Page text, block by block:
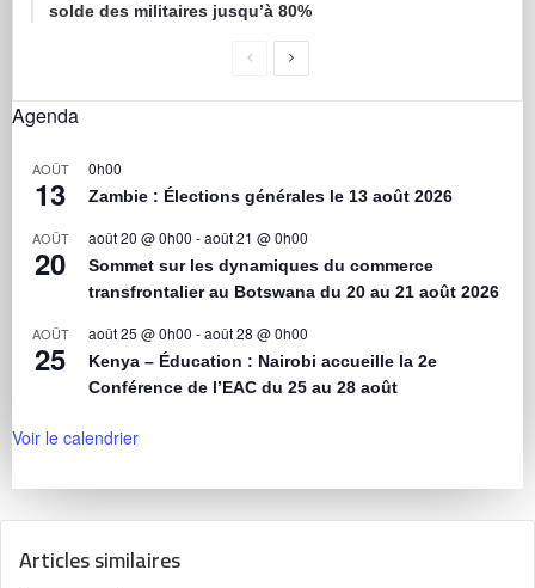
solde des militaires jusqu’à 80%
Agenda
AOÛT
13
0h00
Zambie : Élections générales le 13 août 2026
AOÛT
20
août 20 @ 0h00 -août 21 @ 0h00
Sommet sur les dynamiques du commerce
transfrontalier au Botswana du 20 au 21 août 2026
AOÛT
25
août 25 @ 0h00 -août 28 @ 0h00
Kenya – Éducation : Nairobi accueille la 2e
Conférence de l’EAC du 25 au 28 août
Voir le calendrier
Articles similaires